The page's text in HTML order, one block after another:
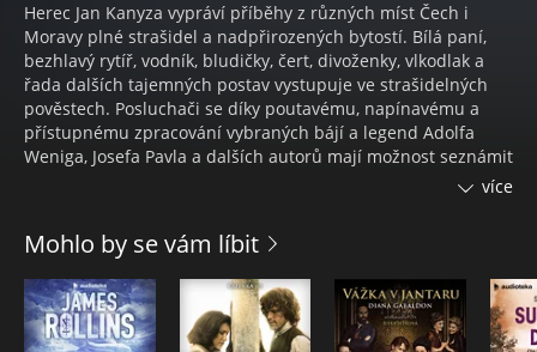
Herec Jan Kanyza vypráví příběhy z různých míst Čech i
Moravy plné strašidel a nadpřirozených bytostí. Bílá paní,
bezhlavý rytíř, vodník, bludičky, čert, divoženky, vlkodlak a
řada dalších tajemných postav vystupuje ve strašidelných
pověstech. Posluchači se díky poutavému, napínavému a
přístupnému zpracování vybraných bájí a legend Adolfa
Weniga, Josefa Pavla a dalších autorů mají možnost seznámit
s magickými přízraky a také pověrami, které děsily naše
Herec Jan Kanyza je považován za jednoho z
nejcharismatičtějších českých herců a jeho výrazný a
charakteristický hlas se skvěle hodí pro interpretaci
historických textů.
více
Mohlo by se vám líbit